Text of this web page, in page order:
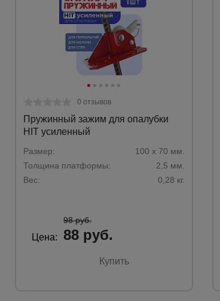
0 отзывов
Пружинный зажим для опалубки
HIT усиленный
Размер:
100 х 70 мм.
Толщина платформы:
2,5 мм.
Вес:
0,28 кг.
Цена:
98 руб.
88 руб.
Купить